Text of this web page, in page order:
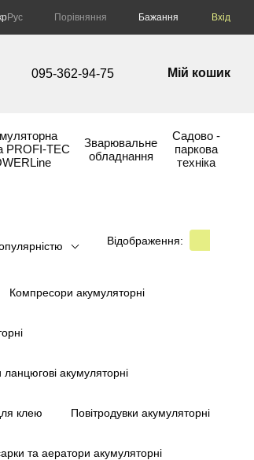
Рус Порівняння Бажання Вхід
095-362-94-75 Мій кошик
PROFI-TEC
Зварювальне
обладнання
Садово -
паркова
техніка
Відображення:
Компресори акумуляторні
акумуляторні
клею Повітродувки акумуляторні
та аератори акумуляторні